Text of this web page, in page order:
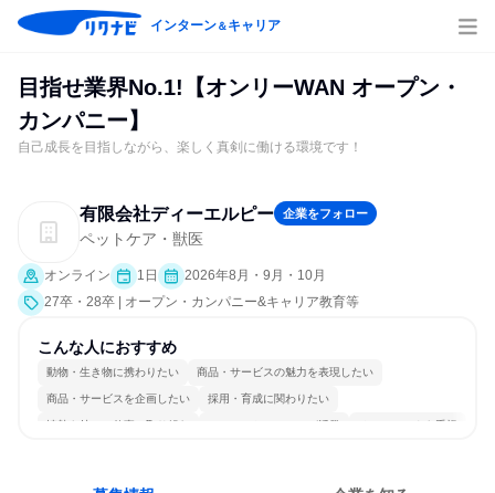
インターン＆キャリア
目指せ業界No.1!【オンリーWAN オープン・
カンパニー】
自己成長を目指しながら、楽しく真剣に働ける環境です！
有限会社ディーエルピー 企業をフォロー
ペットケア・獣医
オンライン 1日
2026年8月・9月・10月
27卒・28卒 | オープン・カンパニー&キャリア教育等
こんな人におすすめ
動物・生き物に携わりたい 商品・サービスの魅力を表現したい
商品・サービスを企画したい 採用・育成に関わりたい
情熱を持って仕事に取り組む コミュニケーションが活発 チームワークを重視